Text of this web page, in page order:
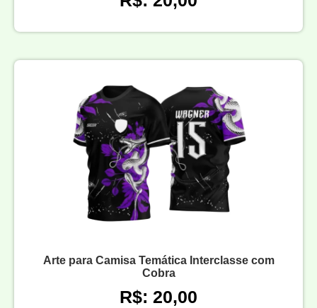
Arte para Camisa Temática Interclasse com
Cobra
R$: 20,00